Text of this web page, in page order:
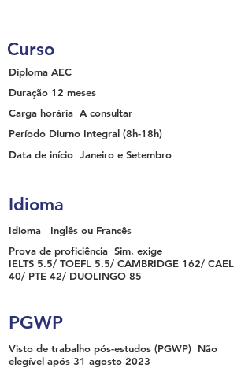
Curso
Diploma AEC
Duração 12 meses
Carga horária A consultar
Período Diurno Integral (8h-18h)
Data de início Janeiro e Setembro
Idioma
Idioma
Inglês ou Francês
Prova de proficiência Sim, exige
IELTS 5.5/ TOEFL 5.5/ CAMBRIDGE 162/ CAEL
40/ PTE 42/ DUOLINGO 85
PGWP
Visto de trabalho pós-estudos (PGWP) Não
elegível após 31 agosto 2023